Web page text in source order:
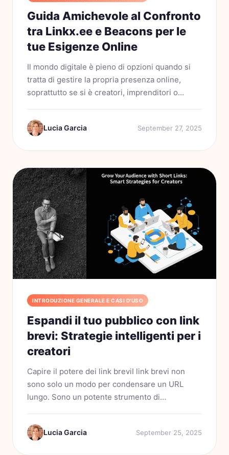
Guida Amichevole al Confronto
tra Linkx.ee e Beacons per le
tue Esigenze Online
Il mondo digitale è pieno di opzioni quando si
tratta di gestire la propria presenza online,
soprattutto se si è creatori, imprenditori o
aver incontrato sono Linkx.ee e Beacons.
Sebbene entrambi...
Lucia Garcia September 27, 2025
INTRODUZIONE GENERALE E CASI D'USO
Espandi il tuo pubblico con link
brevi: Strategie intelligenti per i
creatori
Capire il potere dei link breviI link brevi non
sono solo un modo per condensare un URL
lungo. Sono un potente strumento di
marketing. Quando si condivide un link, spesso
si riflette l'identità del...
Lucia Garcia September 25, 2025